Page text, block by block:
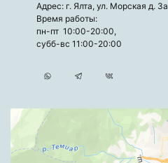
Адрес: г. Ялта, ул. Морская д. 3а
Время работы:
пн-пт 10:00-20:00,
субб-вс 11:00-20:00